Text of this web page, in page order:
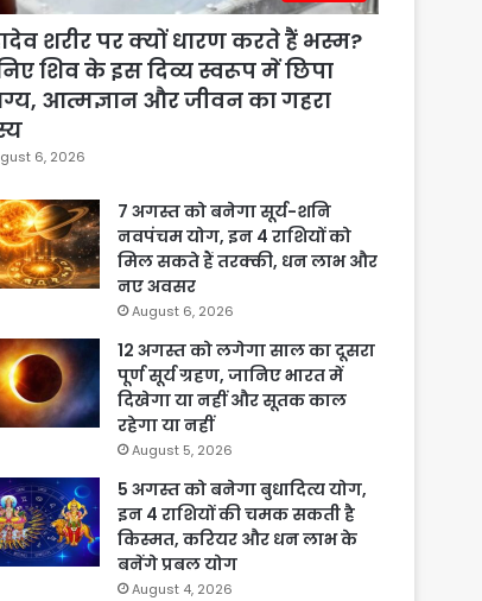
शरीर पर क्यों धारण करते हैं भस्म?
शिव के इस दिव्य स्वरूप में छिपा
आत्मज्ञान और जीवन का गहरा
6, 2026
7 अगस्त को बनेगा सूर्य-शनि
नवपंचम योग, इन 4 राशियों को
मिल सकते हैं तरक्की, धन लाभ और
नए अवसर
August 6, 2026
12 अगस्त को लगेगा साल का दूसरा
पूर्ण सूर्य ग्रहण, जानिए भारत में
दिखेगा या नहीं और सूतक काल
रहेगा या नहीं
August 5, 2026
5 अगस्त को बनेगा बुधादित्य योग,
इन 4 राशियों की चमक सकती है
किस्मत, करियर और धन लाभ के
बनेंगे प्रबल योग
August 4, 2026